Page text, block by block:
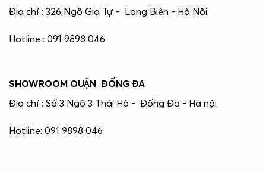
Địa chỉ : 326 Ngô Gia Tự - Long Biên - Hà Nội
Hotline : 091 9898 046
SHOWROOM QUẬN ĐỐNG ĐA
Địa chỉ : Số 3 Ngõ 3 Thái Hà - Đống Đa - Hà nội
Hotline: 091 9898 046